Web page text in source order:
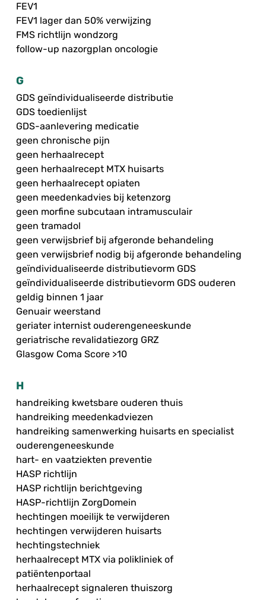
FEV1
FEV1 lager dan 50% verwijzing
FMS richtlijn wondzorg
follow-up nazorgplan oncologie
G
GDS geïndividualiseerde distributie
GDS toedienlijst
GDS-aanlevering medicatie
geen chronische pijn
geen herhaalrecept
geen herhaalrecept MTX huisarts
geen herhaalrecept opiaten
geen meedenkadvies bij ketenzorg
geen morfine subcutaan intramusculair
geen tramadol
geen verwijsbrief bij afgeronde behandeling
geen verwijsbrief nodig bij afgeronde behandeling
geïndividualiseerde distributievorm GDS
geïndividualiseerde distributievorm GDS ouderen
geldig binnen 1 jaar
Genuair weerstand
geriater internist ouderengeneeskunde
geriatrische revalidatiezorg GRZ
Glasgow Coma Score >10
H
handreiking kwetsbare ouderen thuis
handreiking meedenkadviezen
handreiking samenwerking huisarts en specialist
ouderengeneeskunde
hart- en vaatziekten preventie
HASP richtlijn
HASP richtlijn berichtgeving
HASP-richtlijn ZorgDomein
hechtingen moeilijk te verwijderen
hechtingen verwijderen huisarts
hechtingstechniek
herhaalrecept MTX via polikliniek of
patiëntenportaal
herhaalrecept signaleren thuiszorg